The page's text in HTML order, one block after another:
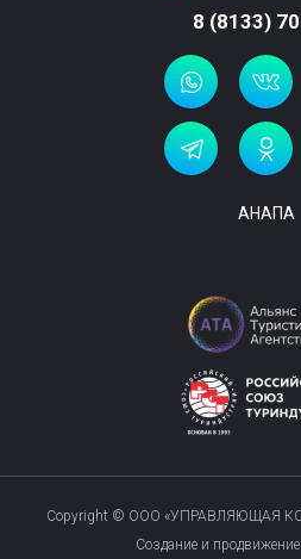
8 (8133)
АНАПА
Copyright © ООО «УПРАВЛЯЮЩАЯ
Создание и продвижение